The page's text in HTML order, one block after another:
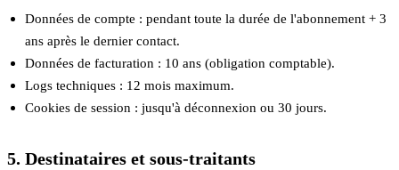
Données de compte : pendant toute la durée de l'abonnement + 3
ans après le dernier contact.
Données de facturation : 10 ans (obligation comptable).
Logs techniques : 12 mois maximum.
Cookies de session : jusqu'à déconnexion ou 30 jours.
5. Destinataires et sous-traitants